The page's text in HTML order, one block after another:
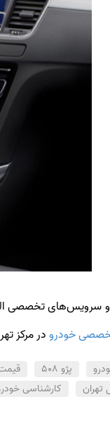
و سرویس‌های
خودرودر مرکز
پژو 508
تهران
کارشناسی